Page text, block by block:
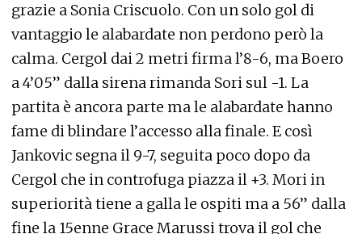
grazie a Sonia Criscuolo. Con un solo gol di
vantaggio le alabardate non perdono però la
calma. Cergol dai 2 metri firma l’8-6, ma Boero
a 4’05” dalla sirena rimanda Sori sul -1. La
partita è ancora parte ma le alabardate hanno
fame di blindare l’accesso alla finale. E così
Jankovic segna il 9-7, seguita poco dopo da
Cergol che in controfuga piazza il +3. Mori in
superiorità tiene a galla le ospiti ma a 56” dalla
fine la 15enne Grace Marussi trova il gol che